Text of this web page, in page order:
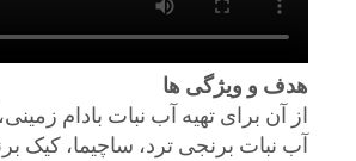
هدف و ویژگی ها
از آن برای تهیه آب نبات بادام
آب نبات برنجی ترد، ساچیما، کیک